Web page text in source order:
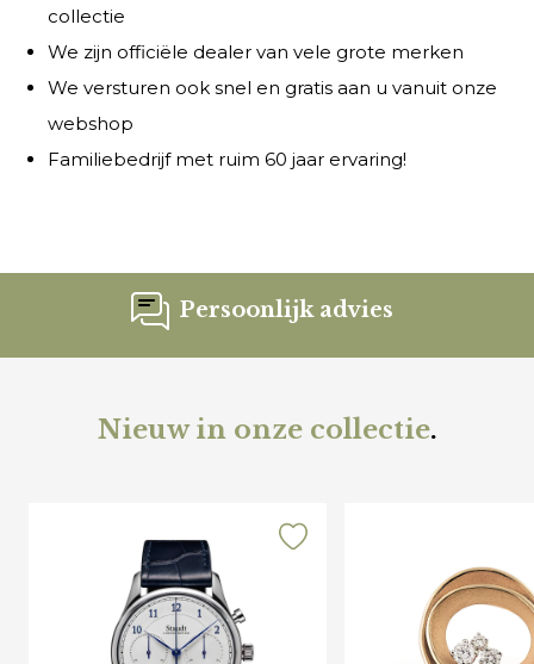
collectie
We zijn officiële dealer van vele grote merken
We versturen ook snel en gratis aan u vanuit onze
webshop
Familiebedrijf met ruim 60 jaar ervaring!
Persoonlijk advies
Nieuw in onze collectie.